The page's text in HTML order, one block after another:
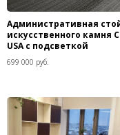
Административная
искусственного камня
USA с подсветкой
699 000 руб.